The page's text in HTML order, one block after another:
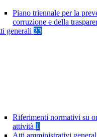
Piano triennale per la
corruzione e della
generali 23
Riferimenti normativi su
attività 1